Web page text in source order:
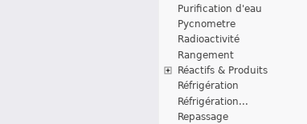
Purification d'eau
Pycnometre
Radioactivité
Rangement
Réactifs & Produits
Réfrigération
Réfrigération...
Repassage